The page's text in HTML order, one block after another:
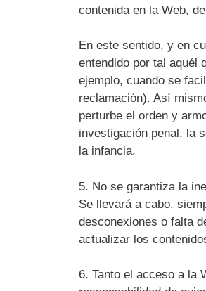
contenida en la Web,
En este sentido, y en
entendido por tal aquél
ejemplo, cuando se
reclamación). Así
perturbe el orden y
investigación penal, la
la infancia.
5. No se garantiza la
Se llevará a cabo,
desconexiones o falta
actualizar los
6. Tanto el acceso a la